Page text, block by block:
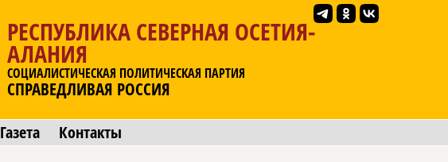
РЕСПУБЛИКА СЕВЕРНАЯ ОСЕТИЯ-
АЛАНИЯ
СОЦИАЛИСТИЧЕСКАЯ ПОЛИТИЧЕСКАЯ ПАРТИЯ
СПРАВЕДЛИВАЯ РОССИЯ
Газета Контакты